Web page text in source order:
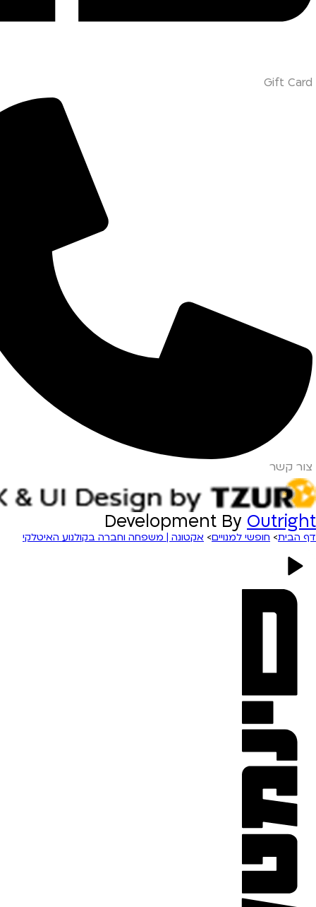
Gift Card
צור קשר
Development By Outright
דף הבית> חופשי למנויים> אקטונה | משפחה וחברה בקולנוע האיטלקי